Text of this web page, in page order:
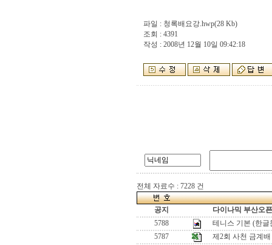
파일 : 청록배요강.hwp(28 Kb)
조회 : 4391
작성 : 2008년 12월 10일 09:42:18
전체 자료수 : 7228 건
공지
다이나믹 부산오
5788
테니스 기본 (한글
5787
제2회 사천 금계